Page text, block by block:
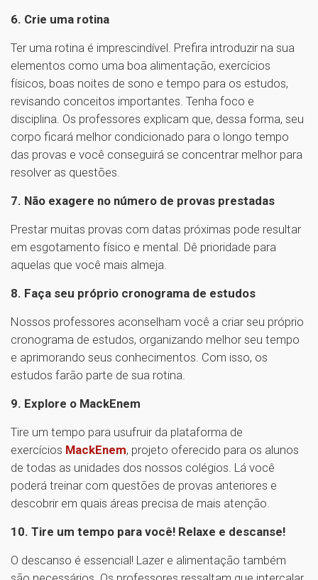
6. Crie uma rotina
Ter uma rotina é imprescindível. Prefira introduzir na sua
elementos como uma boa alimentação, exercícios
físicos, boas noites de sono e tempo para os estudos,
revisando conceitos importantes. Tenha foco e
disciplina. Os professores explicam que, dessa forma, seu
corpo ficará melhor condicionado para o longo tempo
das provas e você conseguirá se concentrar melhor para
resolver as questões.
7. Não exagere no número de provas prestadas
Prestar muitas provas com datas próximas pode resultar
em esgotamento físico e mental. Dê prioridade para
aquelas que você mais almeja.
8. Faça seu próprio cronograma de estudos
Nossos professores aconselham você a criar seu próprio
cronograma de estudos, organizando melhor seu tempo
e aprimorando seus conhecimentos. Com isso, os
estudos farão parte de sua rotina.
9. Explore o MackEnem
Tire um tempo para usufruir da plataforma de
exercícios MackEnem, projeto oferecido para os alunos
de todas as unidades dos nossos colégios. Lá você
poderá treinar com questões de provas anteriores e
descobrir em quais áreas precisa de mais atenção.
10. Tire um tempo para você! Relaxe e descanse!
O descanso é essencial! Lazer e alimentação também